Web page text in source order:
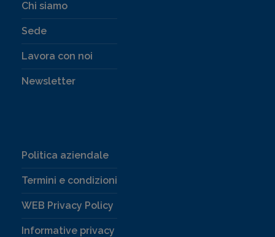
Chi siamo
Sede
Lavora con noi
Newsletter
Politica aziendale
Termini e condizioni
WEB Privacy Policy
Informative privacy